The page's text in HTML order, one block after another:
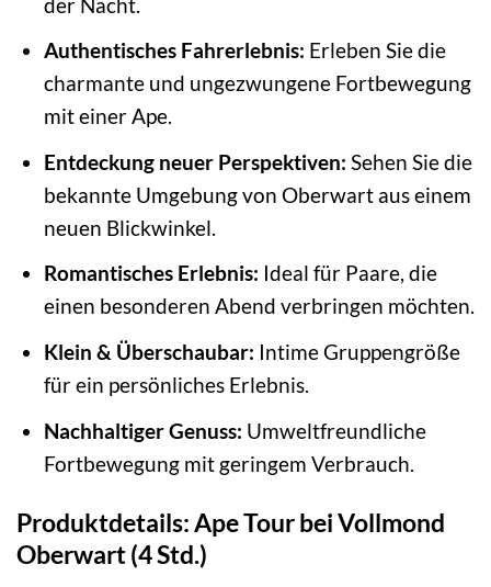
Authentisches Fahrerlebnis: Erleben Sie die
charmante und ungezwungene Fortbewegung
mit einer Ape.
Entdeckung neuer Perspektiven: Sehen Sie die
bekannte Umgebung von Oberwart aus einem
neuen Blickwinkel.
Romantisches Erlebnis: Ideal für Paare, die
einen besonderen Abend verbringen möchten.
Klein & Überschaubar: Intime Gruppengröße
für ein persönliches Erlebnis.
Nachhaltiger Genuss: Umweltfreundliche
Fortbewegung mit geringem Verbrauch.
Produktdetails: Ape Tour bei Vollmond
Oberwart (4 Std.)